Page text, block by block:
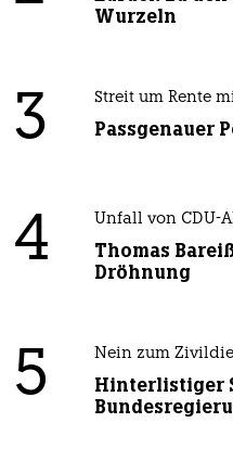
Wurzeln
3 Streit um Rente
Passgenauer
4 Unfall von CDU-
Thomas
Dröhnung
5 Nein zum
Hinterlistiger